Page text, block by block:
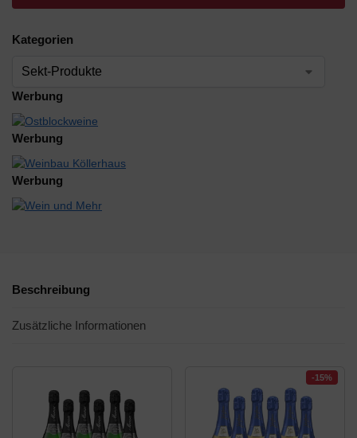
Kategorien
Werbung
Werbung
Werbung
Beschreibung
Zusätzliche Informationen
-15%